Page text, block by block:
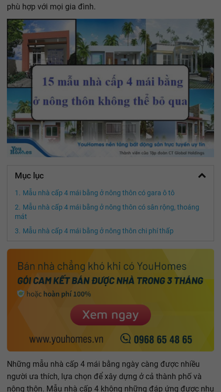
phù hợp với mọi gia đình.
Mục lục
Mẫu nhà cấp 4 mái bằng ở nông thôn có gara ô tô
Mẫu nhà cấp 4 mái bằng ở nông thôn có sân rộng, thoáng
mát
Mẫu nhà cấp 4 mái bằng ở nông thôn chi phí thấp
Những mẫu nhà cấp 4 mái bằng ngày càng được nhiều
người ưa thích, lựa chọn để xây dựng ở cả thành phố và
nông thôn. Mẫu nhà cấp 4 không những đáp ứng được nhu